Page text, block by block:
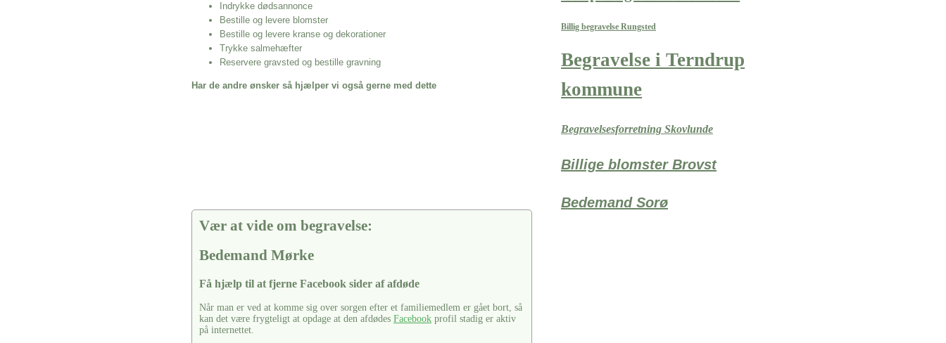
Indrykke dødsannonce
Bestille og levere blomster
Bestille og levere kranse og dekorationer
Trykke salmehæfter
Reservere gravsted og bestille gravning
Har de andre ønsker så hjælper vi også gerne med dette
Vær at vide om begravelse:
Bedemand Mørke
Få hjælp til at fjerne Facebook sider af afdøde
Når man er ved at komme sig over sorgen efter et familiemedlem er gået bort, så
kan det være frygteligt at opdage at den afdødes Facebook profil stadig er aktiv
på internettet.
Billig begravelse Rungsted
Begravelse i Terndrup
kommune
Begravelsesforretning Skovlunde
Billige blomster Brovst
Bedemand Sorø